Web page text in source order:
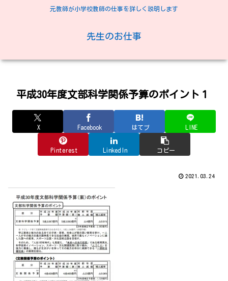
元教師が小学校教師の仕事を詳しく説明します
先生のお仕事
平成30年度文部科学関係予算のポイント１
X Facebook はてブ LINE
Pinterest LinkedIn コピー
2021.03.24